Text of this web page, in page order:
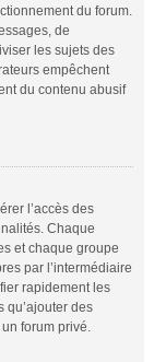
du forum.
de
les sujets des
empêchent
du contenu abusif
l’accès des
Chaque
et chaque groupe
par l’intermédiaire
rapidement les
qu’ajouter des
forum privé.